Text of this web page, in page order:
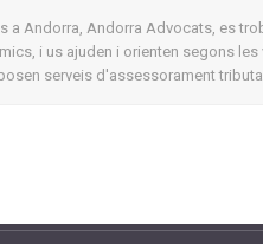
a Andorra, Andorra Advocats, es
i us ajuden i orienten segons
serveis d'assessorament